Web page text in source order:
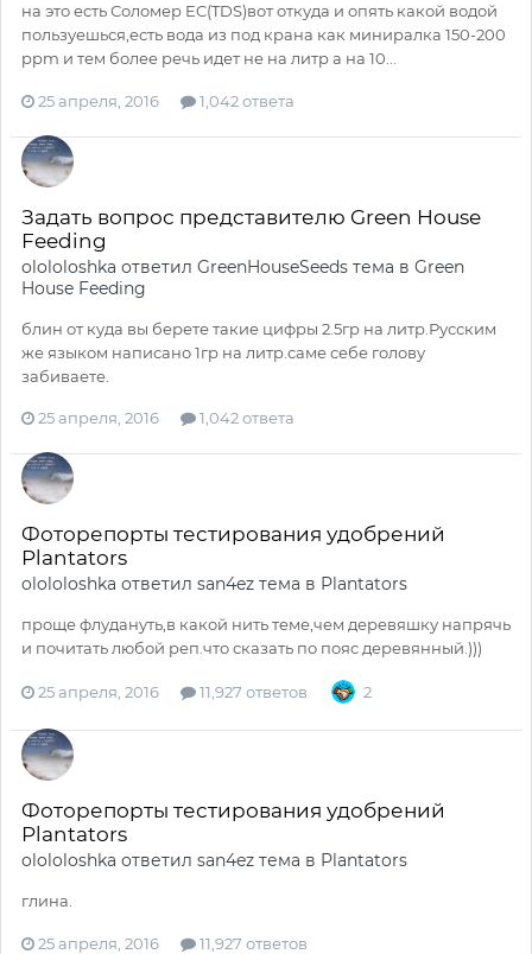
на это есть Соломер EC(TDS)вот откуда и опять какой водой
пользуешься,есть вода из под крана как миниралка 150-200
ppm и тем более речь идет не на литр а на 10...
25 апреля, 2016 1,042 ответа
Задать вопрос представителю Green House
Feeding
olololoshka ответил GreenHouseSeeds тема в Green
House Feeding
блин от куда вы берете такие цифры 2.5гр на литр.Русским
же языком написано 1гр на литр.саме себе голову
забиваете.
25 апреля, 2016 1,042 ответа
Фоторепорты тестирования удобрений
Plantators
olololoshka ответил san4ez тема в Plantators
проще флудануть,в какой нить теме,чем деревяшку напрячь
и почитать любой реп.что сказать по пояс деревянный.)))
25 апреля, 2016 11,927 ответов 2
Фоторепорты тестирования удобрений
Plantators
olololoshka ответил san4ez тема в Plantators
глина.
25 апреля, 2016 11,927 ответов